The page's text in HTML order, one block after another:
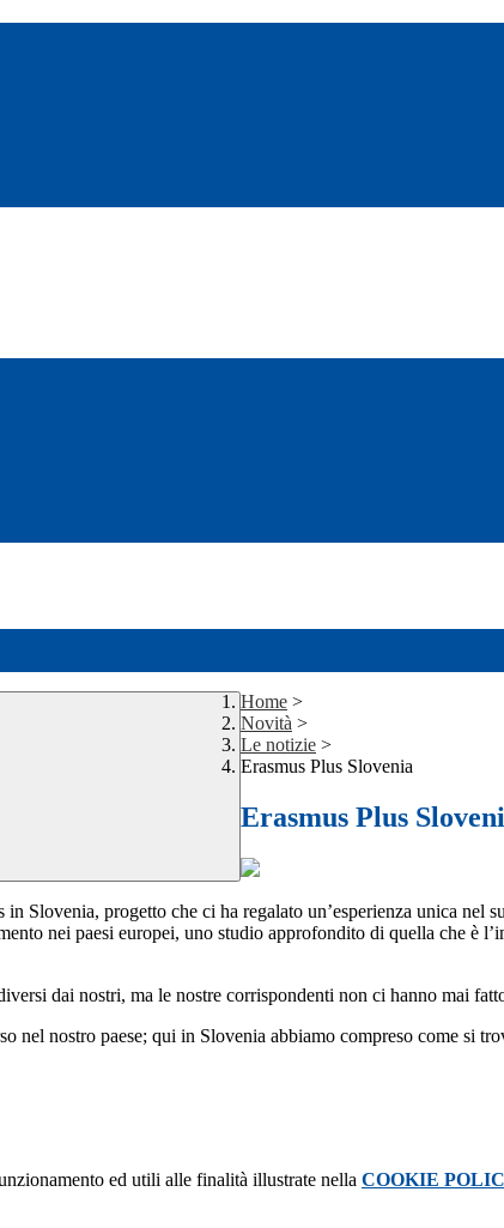
Home >
Novità >
Le notizie >
Erasmus Plus Slovenia
Erasmus Plus
Slovenia, progetto che ci ha regalato un’esperienza unica nel
nei paesi europei, uno studio approfondito di quella che è
dai nostri, ma le nostre corrispondenti non ci hanno mai
nel nostro paese; qui in Slovenia abbiamo compreso come si
ed utili alle finalità illustrate nella COOKIE